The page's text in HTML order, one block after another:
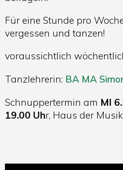
Für eine Stunde pro
vergessen und tanzen!
voraussichtlich
Tanzlehrerin: BA MA
Schnuppertermin am MI
19.00 Uhr, Haus der